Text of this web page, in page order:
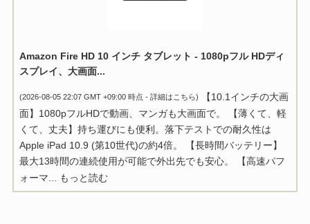
Amazon Fire HD 10 インチ タブレット - 1080pフル HDディ
スプレイ、大画面...
(2026-08-05 22:07 GMT +09:00 時点 - 詳細はこちら)
【10.1インチの大画
面】1080pフルHDで動画、マンガも大画面で。 【薄くて、軽
くて、丈夫】持ち運びにも便利。落下テストでの耐久性は
Apple iPad 10.9 (第10世代)の約4倍。 【長時間バッテリー】
最大13時間の連続使用が可能で外出先でも安心。 【高速パフ
ォーマ...
もっと読む